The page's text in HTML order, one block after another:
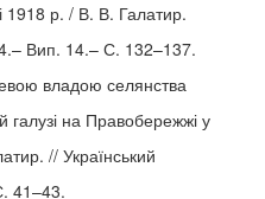
1918 р. / В. В. Галатир.
Вип. 14.– С. 132–137.
владою селянства
галузі на Правобережжі у
// Український
41–43.